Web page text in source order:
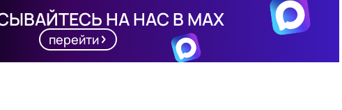
НА НАС В MAX
перейти